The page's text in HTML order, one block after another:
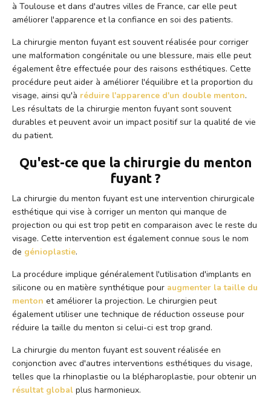
à Toulouse et dans d'autres villes de France, car elle peut
améliorer l'apparence et la confiance en soi des patients.
La chirurgie menton fuyant est souvent réalisée pour corriger
une malformation congénitale ou une blessure, mais elle peut
également être effectuée pour des raisons esthétiques. Cette
procédure peut aider à améliorer l'équilibre et la proportion du
visage, ainsi qu'à réduire l'apparence d'un double menton.
Les résultats de la chirurgie menton fuyant sont souvent
durables et peuvent avoir un impact positif sur la qualité de vie
du patient.
Qu'est-ce que la chirurgie du menton
fuyant ?
La chirurgie du menton fuyant est une intervention chirurgicale
esthétique qui vise à corriger un menton qui manque de
projection ou qui est trop petit en comparaison avec le reste du
visage. Cette intervention est également connue sous le nom
de génioplastie.
La procédure implique généralement l'utilisation d'implants en
silicone ou en matière synthétique pour augmenter la taille du
menton et améliorer la projection. Le chirurgien peut
également utiliser une technique de réduction osseuse pour
réduire la taille du menton si celui-ci est trop grand.
La chirurgie du menton fuyant est souvent réalisée en
conjonction avec d'autres interventions esthétiques du visage,
telles que la rhinoplastie ou la blépharoplastie, pour obtenir un
résultat global plus harmonieux.